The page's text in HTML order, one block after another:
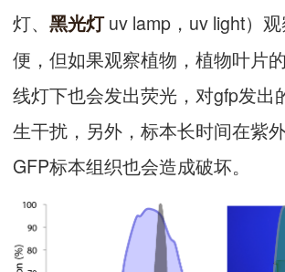
灯、 黑光灯uv lamp，uv light）
便，但如果观察植物，植物叶片
线灯下也会发出荧光，对gfp发出
生干扰，另外，标本长时间在紫
GFP标本组织也会造成破坏。